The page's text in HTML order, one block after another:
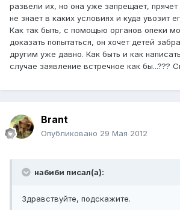
развели их, но она уже запрещает, прячет
не знает в каких условиях и куда увозит
Как так быть, с помощью органов опеки
доказать попытаться, он хочет детей
другим уже давно. Как быть и как
случае заявление встречное как бы...???
Brant
Опубликовано 29 Мая 2012
набиби писал(а):
Здравствуйте, подскажите.